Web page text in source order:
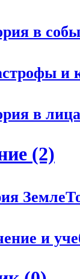
в
и
в
(2)
и